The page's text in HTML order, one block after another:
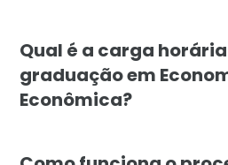
Qual é a carga
graduação em
Econômica?